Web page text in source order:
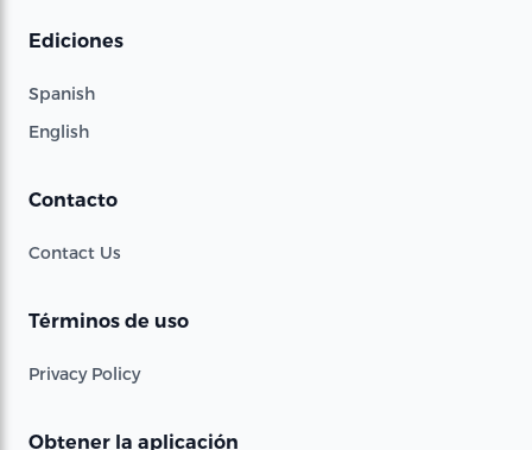
Ediciones
Spanish
English
Contacto
Contact Us
Términos de uso
Privacy Policy
Obtener la aplicación